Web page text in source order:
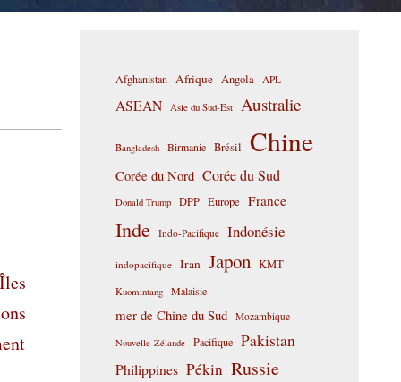
Afghanistan Afrique Angola APL
ASEAN Asie du Sud-Est Australie
Bangladesh Birmanie Brésil Chine
Corée du Nord Corée du Sud
Donald Trump DPP Europe France
Inde Indo-Pacifique Indonésie
indopacifique Iran Japon KMT
Kuomintang Malaisie
mer de Chine du Sud Mozambique
Nouvelle-Zélande Pacifique Pakistan
Philippines Pékin Russie